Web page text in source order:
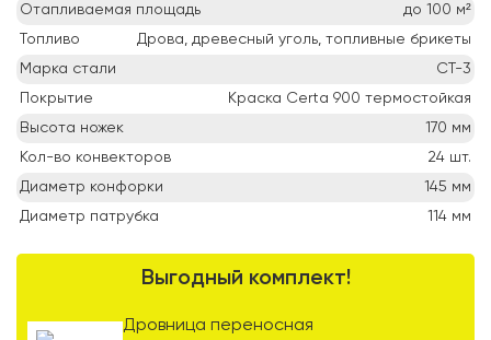
Отапливаемая площадь
до 100 м²
Топливо
Дрова, древесный уголь, топливные брикеты
Марка стали
СТ-3
Покрытие
Краска Certa 900 термостойкая
Высота ножек
170 мм
Кол-во конвекторов
24 шт.
Диаметр конфорки
145 мм
Диаметр патрубка
114 мм
Выгодный комплект!
Дровница переносная